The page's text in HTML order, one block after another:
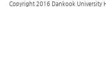
Copyright 2016 Dankook University